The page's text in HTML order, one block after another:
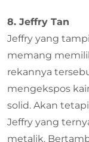
8. Jeffry Tan
Jeffry yang
memang
rekannya
mengekspos
solid. Akan
Jeffry yang
metalik.